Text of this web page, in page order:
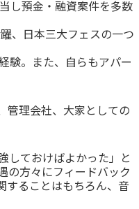
し預金・融資案件を多数
、日本三大フェスの一つ
験。また、自らもアパー
管理会社、大家としての
しておけばよかった」と
の方々にフィードバック
することはもちろん、音